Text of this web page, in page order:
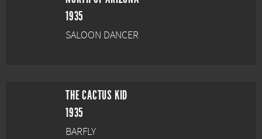
1935
SALOON DANCER
THE CACTUS KID
1935
BARFLY